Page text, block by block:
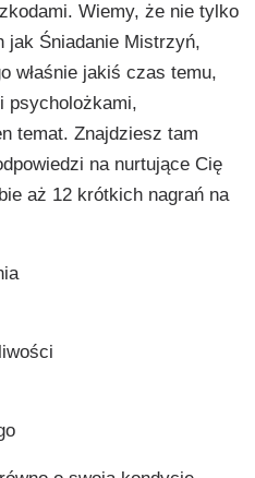
Wiemy, że nie tylko
jak Śniadanie Mistrzyń,
właśnie jakiś czas temu,
psycholożkami,
temat. Znajdziesz tam
na nurtujące Cię
aż 12 krótkich nagrań na